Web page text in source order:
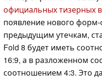
официальных тизерных
появление нового форм-
предыдущим утечкам,
Fold 8 будет иметь
16:9, а в разложенном
соотношением 4:3. Это